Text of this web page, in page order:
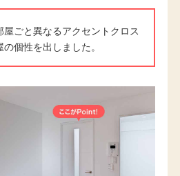
屋ごと異なるアクセントクロス
個性を出しました。